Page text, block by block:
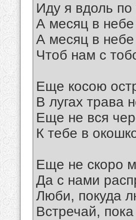
Иду я вдоль по
А месяц в небе
А месяц в небе
Чтоб нам с
Еще косою
В лугах трава
Еще не вся
К тебе в
Еще не скоро
Да с нами
Люби, покуда
Встречай,